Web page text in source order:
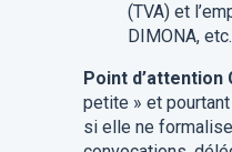
(TVA) et
DIMONA,
Point d’attention
petite » et
si elle ne